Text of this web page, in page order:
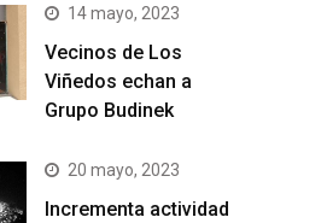
14 mayo, 2023
Vecinos de Los
Viñedos echan a
Grupo Budinek
20 mayo, 2023
Incrementa actividad